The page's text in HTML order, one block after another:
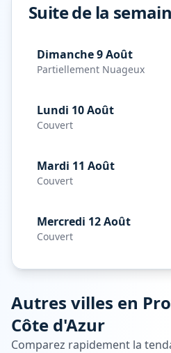
Suite de la
Dimanche 9 Août
Partiellement Nuageux
Lundi 10 Août
Couvert
Mardi 11 Août
Couvert
Mercredi 12 Août
Couvert
Autres villes en
Côte d'Azur
Comparez rapidement la